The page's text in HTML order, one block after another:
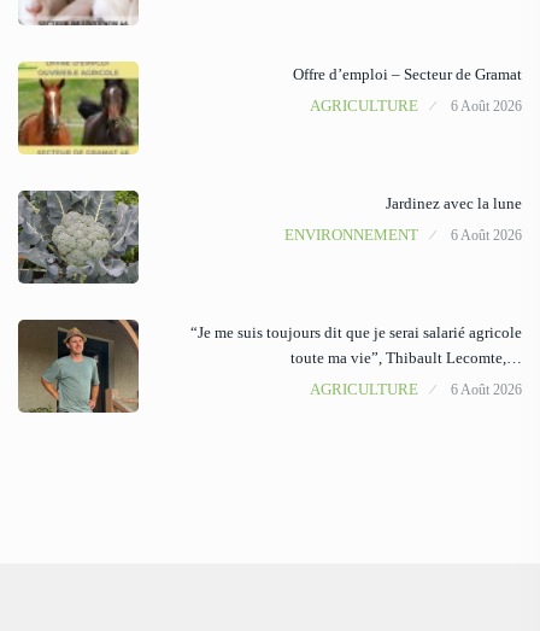
Offre d’emploi – Secteur de Gramat
AGRICULTURE
6 Août 2026
Jardinez avec la lune
ENVIRONNEMENT
6 Août 2026
“Je me suis toujours dit que je serai salarié agricole
toute ma vie”, Thibault Lecomte,…
AGRICULTURE
6 Août 2026